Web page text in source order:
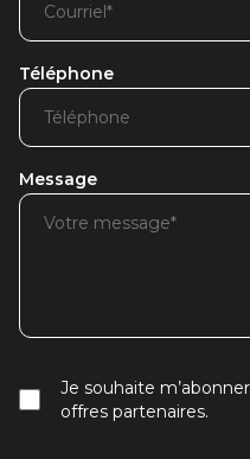
Téléphone
Message
Je souhaite
offres partenaires.